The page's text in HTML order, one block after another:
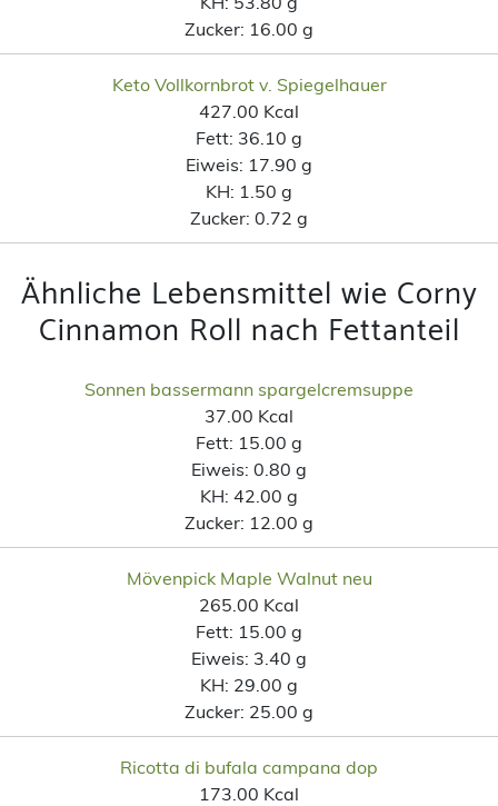
Zucker: 16.00 g
Keto Vollkornbrot v. Spiegelhauer
427.00 Kcal
Fett: 36.10 g
Eiweis: 17.90 g
KH: 1.50 g
Zucker: 0.72 g
Ähnliche Lebensmittel wie Corny
Cinnamon Roll nach Fettanteil
Sonnen bassermann spargelcremsuppe
37.00 Kcal
Fett: 15.00 g
Eiweis: 0.80 g
KH: 42.00 g
Zucker: 12.00 g
Mövenpick Maple Walnut neu
265.00 Kcal
Fett: 15.00 g
Eiweis: 3.40 g
KH: 29.00 g
Zucker: 25.00 g
Ricotta di bufala campana dop
173.00 Kcal